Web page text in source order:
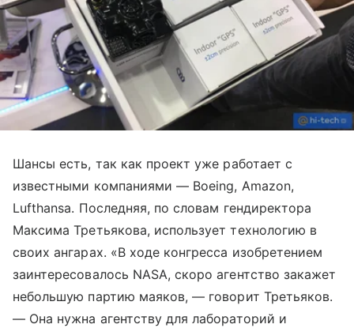
Шансы есть, так как проект уже работает с
известными компаниями — Boeing, Amazon,
Lufthansa. Последняя, по словам гендиректора
Максима Третьякова, использует технологию в
своих ангарах. «В ходе конгресса изобретением
заинтересовалось NASA, скоро агентство закажет
небольшую партию маяков, — говорит Третьяков.
— Она нужна агентству для лабораторий и